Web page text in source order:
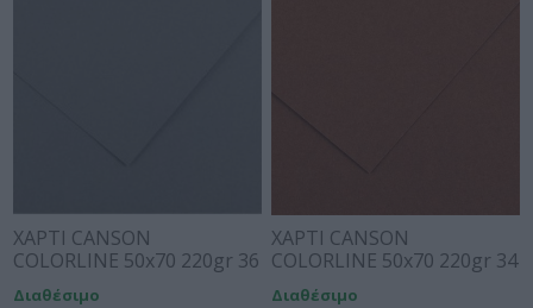
ΧΑΡΤΙ CANSON
COLORLINE 50x70 220gr 36
DARK GREY
Διαθέσιμο
ΧΑΡΤΙ CANSON
COLORLINE 50x70 220gr 34
CHOCOLATE
Διαθέσιμο